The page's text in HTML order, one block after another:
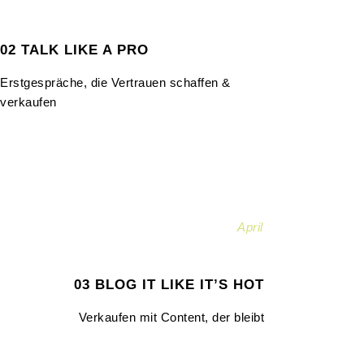
02 TALK LIKE A PRO
Erstgespräche, die Vertrauen schaffen &
verkaufen
April
03 BLOG IT LIKE IT’S HOT
Verkaufen mit Content, der bleibt